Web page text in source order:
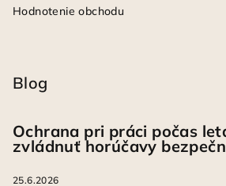
Hodnotenie obchodu
Blog
Ochrana pri práci počas
zvládnuť horúčavy
25.6.2026